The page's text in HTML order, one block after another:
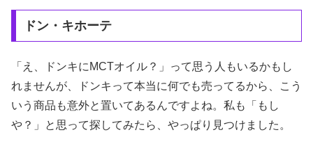
ドン・キホーテ
「え、ドンキにMCTオイル？」って思う人もいるかもし
れませんが、ドンキって本当に何でも売ってるから、こう
いう商品も意外と置いてあるんですよね。私も「もし
や？」と思って探してみたら、やっぱり見つけました。